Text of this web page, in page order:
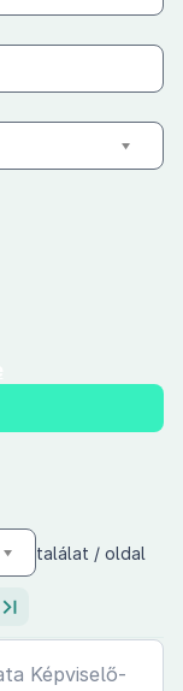
találat / oldal
Képviselő-